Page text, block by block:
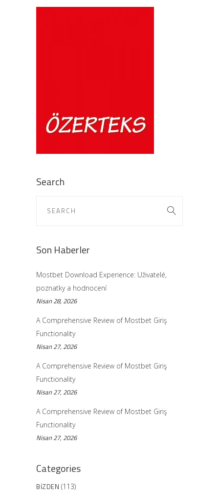
Search
Son Haberler
Mostbet Download Experience: Uživatelé,
poznatky a hodnocení
Nisan 28, 2026
A Comprehensive Review of Mostbet Giriş
Functionality
Nisan 27, 2026
A Comprehensive Review of Mostbet Giriş
Functionality
Nisan 27, 2026
A Comprehensive Review of Mostbet Giriş
Functionality
Nisan 27, 2026
Categories
BIZDEN (113)